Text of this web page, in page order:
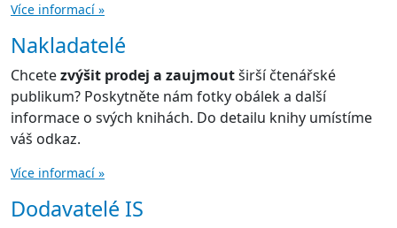
Více informací »
Nakladatelé
Chcetezvýšit prodej a zaujmoutširší čtenářské
publikum? Poskytněte nám fotky obálek a další
informace o svých knihách. Do detailu knihy umístíme
váš odkaz.
Více informací »
Dodavatelé IS